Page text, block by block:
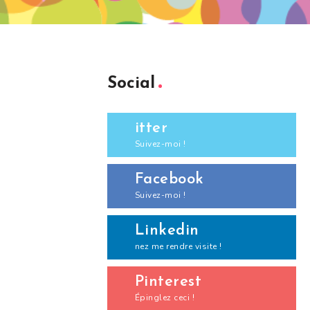
Social
itter
Suivez-moi !
Facebook
Suivez-moi !
Linkedin
nez me rendre visite !
Pinterest
Épinglez ceci !